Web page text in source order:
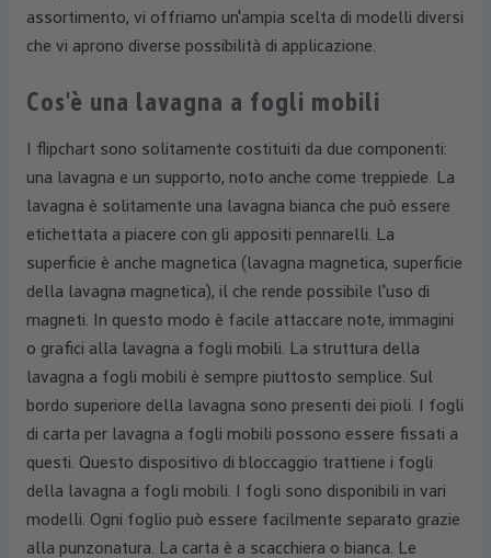
assortimento, vi offriamo un'ampia scelta di modelli diversi
che vi aprono diverse possibilità di applicazione.
Cos'è una lavagna a fogli mobili
I flipchart sono solitamente costituiti da due componenti:
una lavagna e un supporto, noto anche come treppiede. La
lavagna è solitamente una lavagna bianca che può essere
etichettata a piacere con gli appositi pennarelli. La
superficie è anche magnetica (lavagna magnetica, superficie
della lavagna magnetica), il che rende possibile l'uso di
magneti. In questo modo è facile attaccare note, immagini
o grafici alla lavagna a fogli mobili. La struttura della
lavagna a fogli mobili è sempre piuttosto semplice. Sul
bordo superiore della lavagna sono presenti dei pioli. I fogli
di carta per lavagna a fogli mobili possono essere fissati a
questi. Questo dispositivo di bloccaggio trattiene i fogli
della lavagna a fogli mobili. I fogli sono disponibili in vari
modelli. Ogni foglio può essere facilmente separato grazie
alla punzonatura. La carta è a scacchiera o bianca. Le